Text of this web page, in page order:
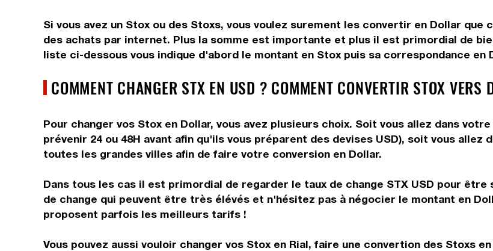
Si vous avez un Stox ou des Stoxs, vous voulez surement les convertir en Dollar
des achats par internet. Plus la somme est importante et plus il est primordial de
liste ci-dessous vous indique d'abord le montant en Stox puis sa correspondance en
COMMENT CHANGER STX EN USD ? COMMENT CONVERTIR STOX VERS
Pour changer vos Stox en Dollar, vous avez plusieurs choix. Soit vous allez dans
prévenir 24 ou 48H avant afin qu'ils vous préparent des devises USD), soit vous allez
toutes les grandes villes afin de faire votre conversion en Dollar.
Dans tous les cas il est primordial de regarder le taux de change STX USD pour
de change qui peuvent être très élévés et n'hésitez pas à négocier le montant en
proposent parfois les meilleurs tarifs !
Vous pouvez aussi vouloir changer vos Stox en Rial, faire une convertion des Stoxs